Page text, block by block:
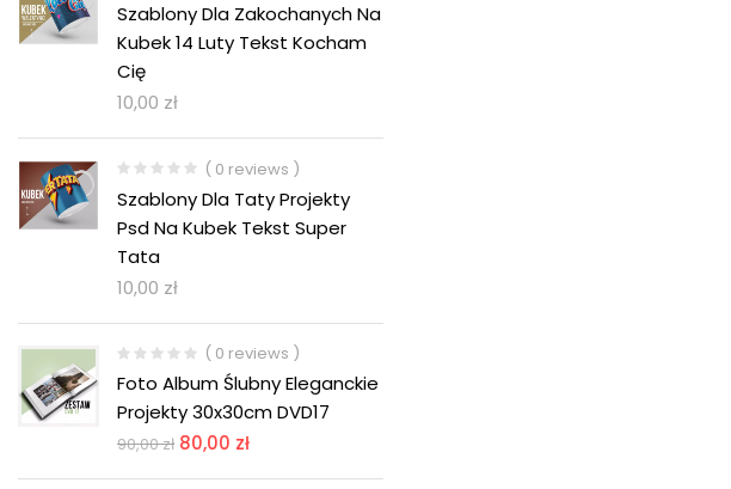
Szablony Dla Zakochanych Na
Kubek 14 Luty Tekst Kocham
Cię
10,00 zł
( 0 reviews )
Szablony Dla Taty Projekty
Psd Na Kubek Tekst Super
Tata
10,00 zł
( 0 reviews )
Foto Album Ślubny Eleganckie
Projekty 30x30cm DVD17
90,00zł 80,00 zł